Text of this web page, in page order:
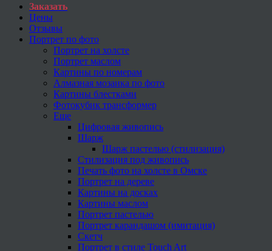
Заказать
Цены
Отзывы
Портрет по фото
Портрет на холсте
Портрет маслом
Картины по номерам
Алмазная мозаика по фото
Картины блестками
Фотокубик трансформер
Еще
Цифровая живопись
Шарж
Шарж пастелью (стилизация)
Стилизация под живопись
Печать фото на холсте в Омске
Портрет на дереве
Картины на досках
Картины маслом
Портрет пастелью
Портрет карандашом (имитация)
Скетч
Портрет в стиле Touch Art